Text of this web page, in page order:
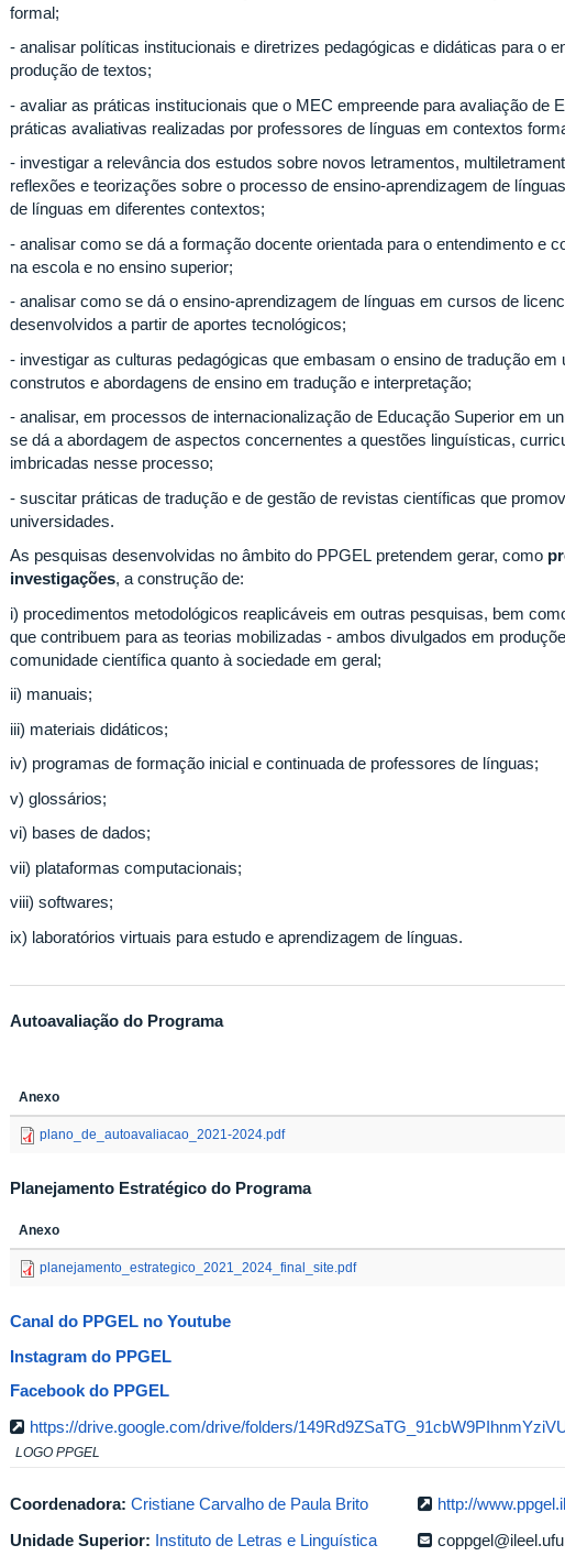
formal;
- analisar políticas institucionais e diretrizes pedagógicas e didáticas para o
produção de textos;
- avaliar as práticas institucionais que o MEC empreende para avaliação de
práticas avaliativas realizadas por professores de línguas em contextos
- investigar a relevância dos estudos sobre novos letramentos,
reflexões e teorizações sobre o processo de ensino-aprendizagem de
de línguas em diferentes contextos;
- analisar como se dá a formação docente orientada para o entendimento e
na escola e no ensino superior;
- analisar como se dá o ensino-aprendizagem de línguas em cursos de
desenvolvidos a partir de aportes tecnológicos;
- investigar as culturas pedagógicas que embasam o ensino de tradução em
construtos e abordagens de ensino em tradução e interpretação;
- analisar, em processos de internacionalização de Educação Superior em
se dá a abordagem de aspectos concernentes a questões linguísticas,
imbricadas nesse processo;
- suscitar práticas de tradução e de gestão de revistas científicas que
universidades.
As pesquisas desenvolvidas no âmbito do PPGEL pretendem gerar, como
investigações, a construção de:
i) procedimentos metodológicos reaplicáveis em outras pesquisas, bem
que contribuem para as teorias mobilizadas - ambos divulgados em
comunidade científica quanto à sociedade em geral;
ii) manuais;
iii) materiais didáticos;
iv) programas de formação inicial e continuada de professores de línguas;
v) glossários;
vi) bases de dados;
vii) plataformas computacionais;
viii) softwares;
ix) laboratórios virtuais para estudo e aprendizagem de línguas.
Autoavaliação do Programa
Anexo
plano_de_autoavaliacao_2021-2024.pdf
Planejamento Estratégico do Programa
Anexo
planejamento_estrategico_2021_2024_final_site.pdf
Canal do PPGEL no Youtube
Instagram do PPGEL
Facebook do PPGEL
https://drive.google.com/drive/folders/
LOGO PPGEL
Coordenadora: Cristiane Carvalho de Paula Brito
Unidade Superior: Instituto de Letras e Linguística
http://